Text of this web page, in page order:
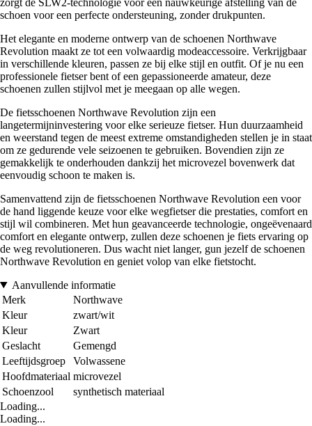
zorgt de SLW2-technologie voor een nauwkeurige afstelling van de
schoen voor een perfecte ondersteuning, zonder drukpunten.
Het elegante en moderne ontwerp van de schoenen Northwave
Revolution maakt ze tot een volwaardig modeaccessoire. Verkrijgbaar
in verschillende kleuren, passen ze bij elke stijl en outfit. Of je nu een
professionele fietser bent of een gepassioneerde amateur, deze
schoenen zullen stijlvol met je meegaan op alle wegen.
De fietsschoenen Northwave Revolution zijn een
langetermijninvestering voor elke serieuze fietser. Hun duurzaamheid
en weerstand tegen de meest extreme omstandigheden stellen je in staat
om ze gedurende vele seizoenen te gebruiken. Bovendien zijn ze
gemakkelijk te onderhouden dankzij het microvezel bovenwerk dat
eenvoudig schoon te maken is.
Samenvattend zijn de fietsschoenen Northwave Revolution een voor
de hand liggende keuze voor elke wegfietser die prestaties, comfort en
stijl wil combineren. Met hun geavanceerde technologie, ongeëvenaard
comfort en elegante ontwerp, zullen deze schoenen je fiets ervaring op
de weg revolutioneren. Dus wacht niet langer, gun jezelf de schoenen
Northwave Revolution en geniet volop van elke fietstocht.
Aanvullende informatie
Merk
Northwave
Kleur
zwart/wit
Kleur
Zwart
Geslacht
Gemengd
Leeftijdsgroep
Volwassene
Hoofdmateriaal microvezel
Schoenzool
synthetisch materiaal
Loading...
Loading...